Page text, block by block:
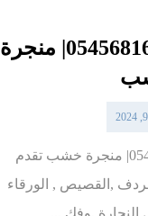
نجار في دبي |0545681606| منجرة
نجار في دبي |0545681606| منجرة خشب تقدم
,القصيص , الورقاء
النجارة ,وفك ...